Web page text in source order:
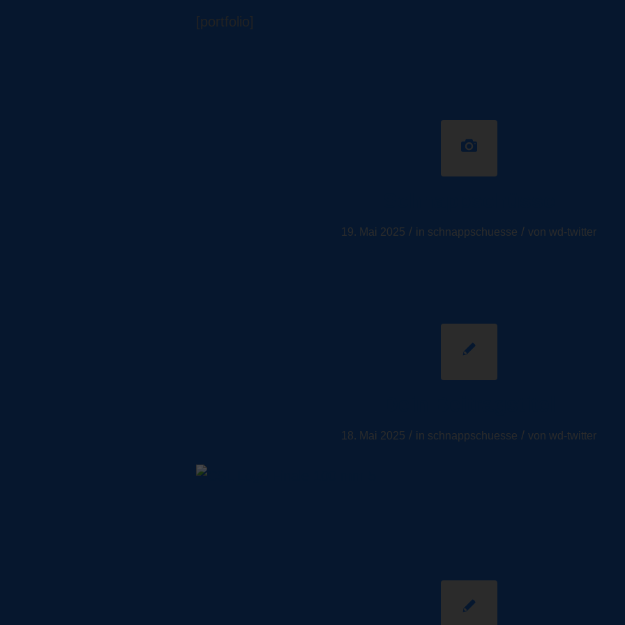
[portfolio]
19. Mai 2025 / in schnappschuesse / von wd-twitter
18. Mai 2025 / in schnappschuesse / von wd-twitter